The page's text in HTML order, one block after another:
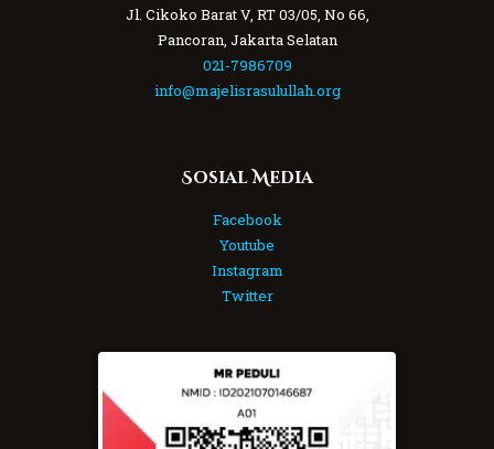
Jl. Cikoko Barat V, RT 03/05, No 66,
Pancoran, Jakarta Selatan
021-7986709
info@majelisrasulullah.org
Sosial Media
Facebook
Youtube
Instagram
Twitter